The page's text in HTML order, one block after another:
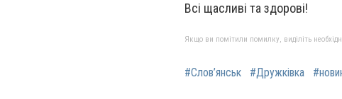
Всі щасливі та здорові!
Якщо ви помітили помилку, виділіть
#Слов’янськ #Дружківка